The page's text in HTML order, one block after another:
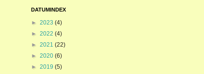
DATUMINDEX
► 2023 (4)
► 2022 (4)
► 2021 (22)
► 2020 (6)
► 2019 (5)